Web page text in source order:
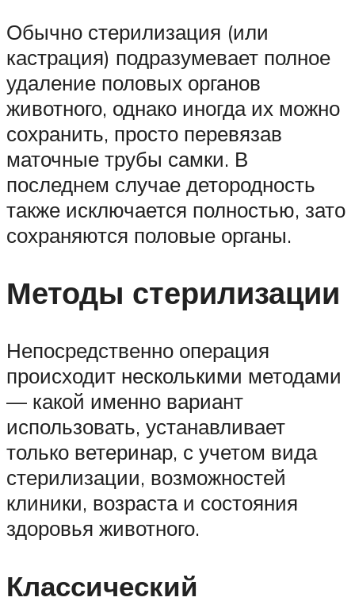
Обычно стерилизация (или
кастрация) подразумевает полное
удаление половых органов
животного, однако иногда их можно
сохранить, просто перевязав
маточные трубы самки. В
последнем случае детородность
также исключается полностью, зато
сохраняются половые органы.
Методы стерилизации
Непосредственно операция
происходит несколькими методами
— какой именно вариант
использовать, устанавливает
только ветеринар, с учетом вида
стерилизации, возможностей
клиники, возраста и состояния
здоровья животного.
Классический